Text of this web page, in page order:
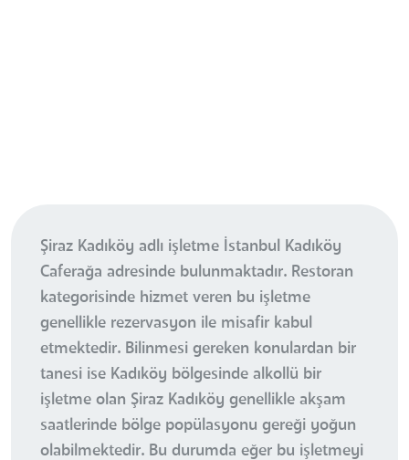
Şiraz Kadıköy adlı işletme İstanbul Kadıköy
Caferağa adresinde bulunmaktadır. Restoran
kategorisinde hizmet veren bu işletme
genellikle rezervasyon ile misafir kabul
etmektedir. Bilinmesi gereken konulardan bir
tanesi ise Kadıköy bölgesinde alkollü bir
işletme olan Şiraz Kadıköy genellikle akşam
saatlerinde bölge popülasyonu gereği yoğun
olabilmektedir. Bu durumda eğer bu işletmeyi